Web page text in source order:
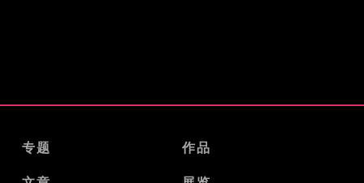
专题 作品